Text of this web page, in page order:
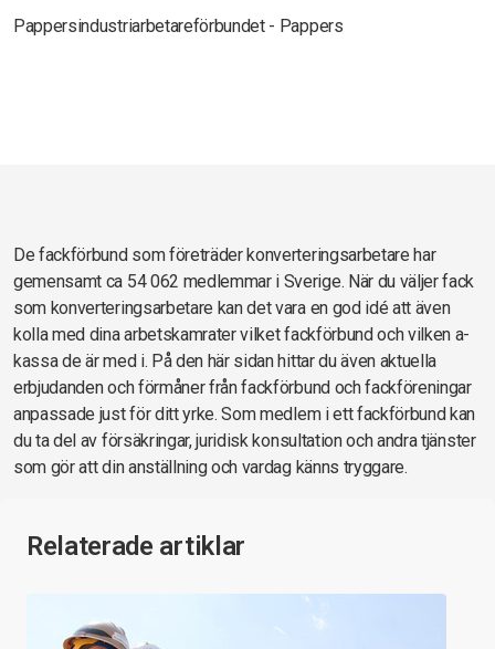
Pappersindustriarbetareförbundet - Pappers
De fackförbund som företräder konverteringsarbetare har
gemensamt ca 54 062 medlemmar i Sverige. När du väljer fack
som konverteringsarbetare kan det vara en god idé att även
kolla med dina arbetskamrater vilket fackförbund och vilken a-
kassa de är med i. På den här sidan hittar du även aktuella
erbjudanden och förmåner från fackförbund och fackföreningar
anpassade just för ditt yrke. Som medlem i ett fackförbund kan
du ta del av försäkringar, juridisk konsultation och andra tjänster
som gör att din anställning och vardag känns tryggare.
Relaterade artiklar